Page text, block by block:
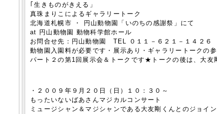
｢生きものがきえる」
真珠まりこによるギャラリートーク
北海道札幌市 ・ 円山動物園「いのちの感謝祭」にて
at 円山動物園 動物科学館ホール
お問合せ先：円山動物園 TEL ０１１－６２１－１４２６
動物園入園料が必要です・展示あり・ギャラリートークの
パート２の第1回展示会＆トークです★トークの後は、大友
・２００９年９月２０日（日）１０：３０～
もったいないばあさんマジカルコンサート
ミュージシャン＆マジシャンである大友剛くんとのジョイ